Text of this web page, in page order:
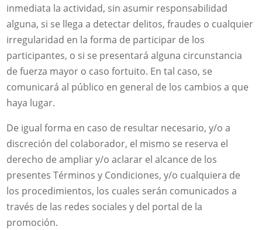
inmediata la actividad, sin asumir responsabilidad
alguna, si se llega a detectar delitos, fraudes o cualquier
irregularidad en la forma de participar de los
participantes, o si se presentará alguna circunstancia
de fuerza mayor o caso fortuito. En tal caso, se
comunicará al público en general de los cambios a que
haya lugar.
De igual forma en caso de resultar necesario, y/o a
discreción del colaborador, el mismo se reserva el
derecho de ampliar y/o aclarar el alcance de los
presentes Términos y Condiciones, y/o cualquiera de
los procedimientos, los cuales serán comunicados a
través de las redes sociales y del portal de la
promoción.